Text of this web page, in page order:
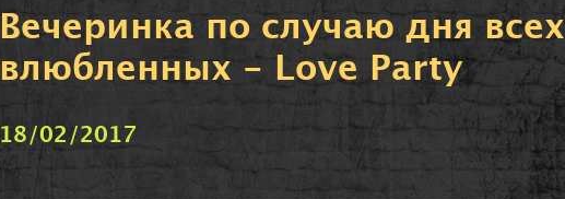
Вечеринка по случаю дня всех
влюбленных - Love Party
18/02/2017